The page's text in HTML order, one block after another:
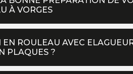
À VORGES
ROULEAU AVEC
PLAQUES ?